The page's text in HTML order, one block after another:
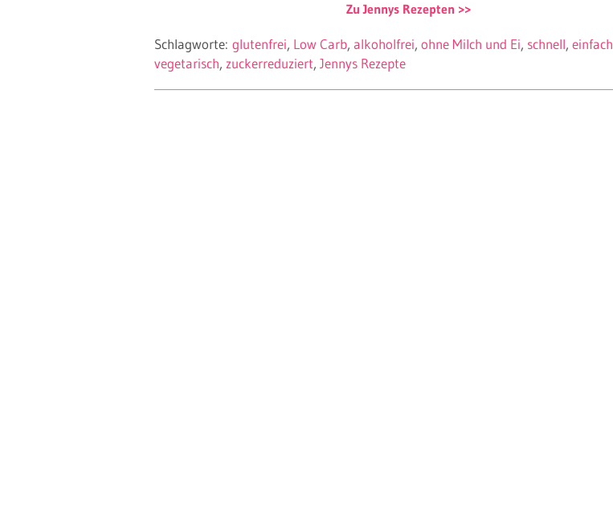
Zu Jennys Rezepten
Schlagworte: glutenfrei Low Carb alkoholfrei ohne Milch und Ei schnell einfach
vegetarisch zuckerreduziert Jennys Rezepte